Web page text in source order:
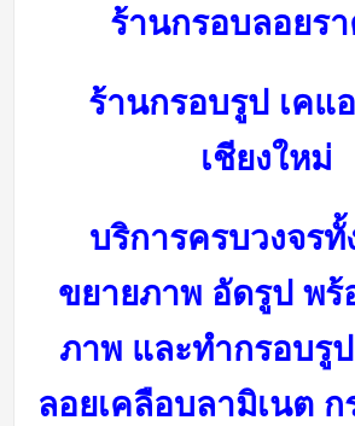
ร้านกรอบลอยร
ร้านกรอบรูป เคแ
เชียงใหม่
บริการครบวงจรทั้
ขยายภาพ อัดรูป พร้
ภาพ และทำกรอบรู
ลอยเคลือบลามิเนต